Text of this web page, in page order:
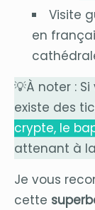
Visite
en
💡À noter :
existe des
crypte, le
attenant à
Je vous
cette